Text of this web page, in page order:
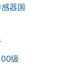
器国
级